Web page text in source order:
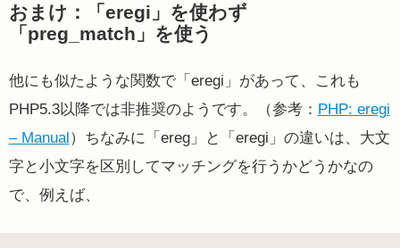
おまけ：「eregi」を使わず
「preg_match」を使う
他にも似たような関数で「eregi」があって、これも
PHP5.3以降では非推奨のようです。（参考： PHP: eregi
– Manual ）ちなみに「ereg」と「eregi」の違いは、大文
字と小文字を区別してマッチングを行うかどうかなの
で、例えば、